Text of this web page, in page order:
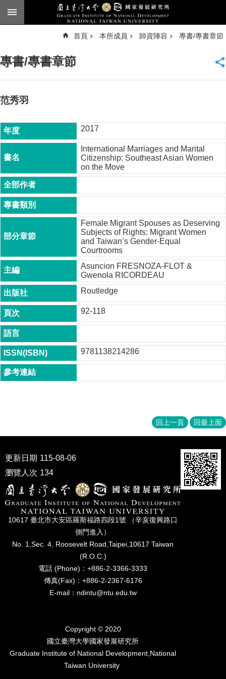
跳到主要內容區塊
臺
頁
公
告
本
所
簡
介
本
成
博
士
班
碩
士
班
在
職
專
班
家
發
展
研
究
刊
首頁 本所成員 師資陣容 專書/專書章節
專書/專書章節
范秀羽
2017
International Marriages and Marital
Citizenship: Southeast Asian Women
on the Move
Female Migrant Spouses as Deserving
Subjects of Rights: Migrant Women
and Taiwan’s Gender-Equal
Courtrooms
Asuncion FRESNOZA-FLOT &
Gwenola RICORDEAU
Routledge
92-118
9781138214286
回上一頁 回最上面
更新日期 115-08-06
瀏覽人次 134
10617 臺北市⼤安區羅斯福路四段1號 （辛亥復興路⼝
側⾨進入）
No. 1,Sec. 4, Roosevelt Road,Taipei,10617 Taiwan
(R.O.C.)
電話 (Phone)：+886-2-3366-3333
傳真(Fax)：+886-2-2367-6176
E-mail：ndintu@ntu.edu.tw
Copyright © 2020
國立臺灣⼤學國家發展研究所
Graduate Institute of National Development,National
Taiwan University